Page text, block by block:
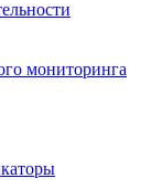
мониторинга